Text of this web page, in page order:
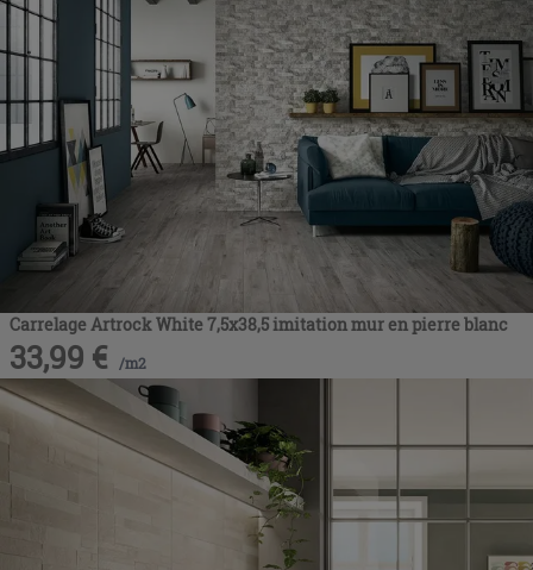
Carrelage Artrock White 7,5x38,5 imitation mur en pierre blanc
33,99 € /m2